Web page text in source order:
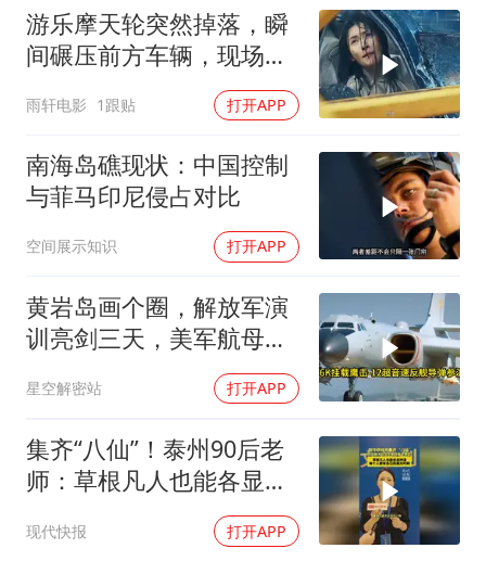
几元成本的AI广告导致千万市值蒸发
浙江台州《告全体市民书》
酒店回应车内过夜被收150元
梁家辉百花奖演讲落泪
人民的健康、体质、幸福一脉相承
游乐摩天轮突然掉落，瞬
间碾压前方车辆，现场状
雨轩电影 1跟贴 打开APP
南海岛礁现状：中国控制
与菲马印尼侵占对比
空间展示知识 打开APP
黄岩岛画个圈，解放军演
训亮剑三天，美军航母从
星空解密站 打开APP
集齐“八仙”！泰州90后老
师：草根凡人也能各显神
通，每个人都有自己的高
光时刻
现代快报 打开APP